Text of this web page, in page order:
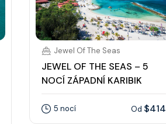
Jewel Of The Seas
JEWEL OF THE SEAS – 5
NOCÍ ZÁPADNÍ KARIBIK
5 nocí Od $414